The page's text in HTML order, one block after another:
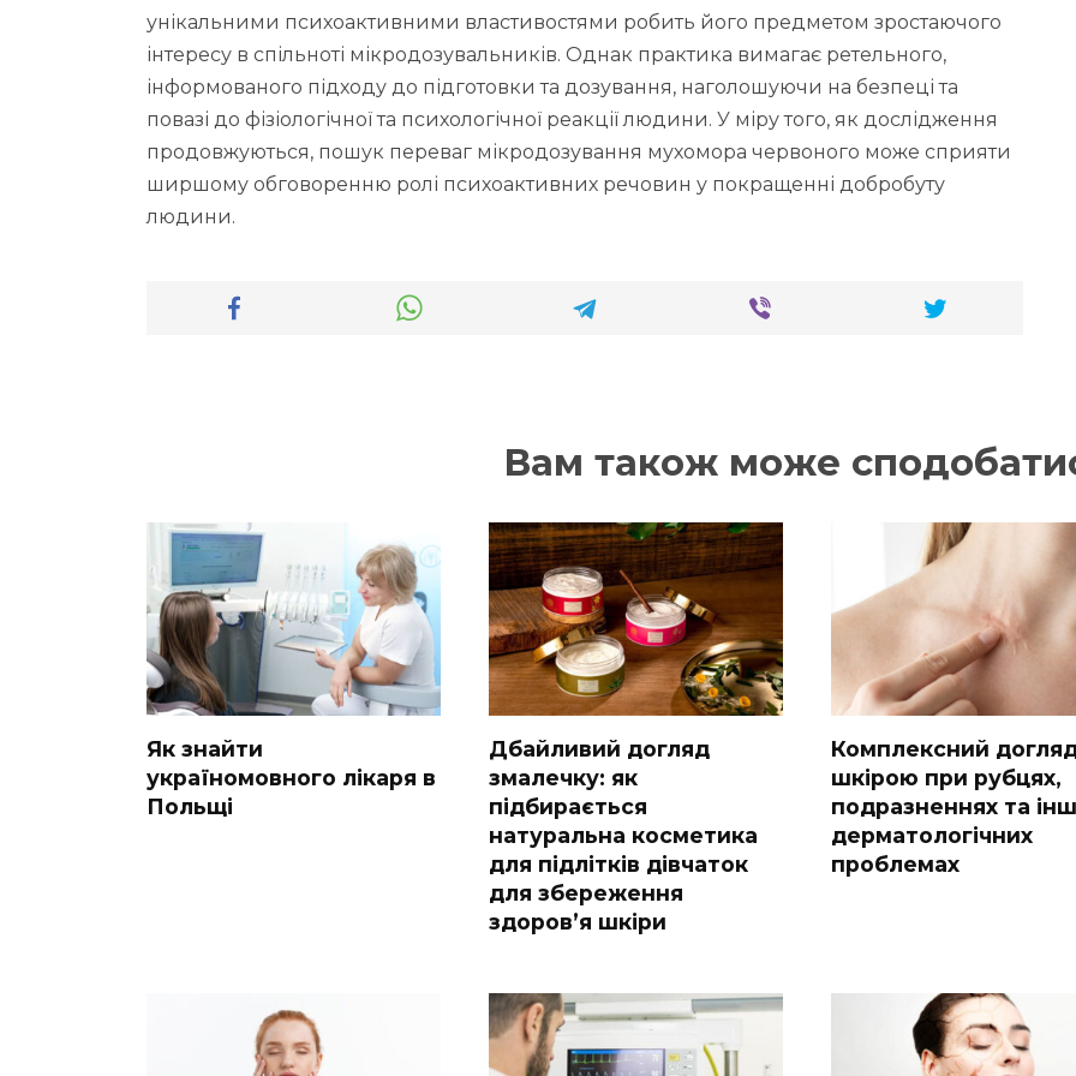
унікальними психоактивними властивостями робить його предметом зростаючого
інтересу в спільноті мікродозувальників. Однак практика вимагає ретельного,
інформованого підходу до підготовки та дозування, наголошуючи на безпеці та
повазі до фізіологічної та психологічної реакції людини. У міру того, як дослідження
продовжуються, пошук переваг мікродозування мухомора червоного може сприяти
ширшому обговоренню ролі психоактивних речовин у покращенні добробуту
людини.
Вам також може
Як знайти
україномовного лікаря в
Польщі
Дбайливий догляд
змалечку: як
підбирається
натуральна косметика
для підлітків дівчаток
для збереження
здоров’я шкіри
Комплексний
шкірою при рубцях,
подразненнях та
дерматологічних
проблемах